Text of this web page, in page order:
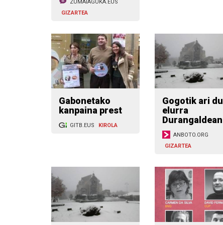
ZUMAIAGUKA.EUS
GIZARTEA
Gabonetako
kanpaina prest
GITB.EUS KIROLA
Gogotik ari du
elurra
Durangaldean
ANBOTO.ORG
GIZARTEA